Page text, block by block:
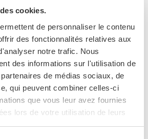
cookies.
de personnaliser le contenu
des fonctionnalités relatives aux
notre trafic. Nous
des informations sur l'utilisation de
de médias sociaux, de
qui peuvent combiner celles-ci
que vous leur avez fournies
lors de votre utilisation de leurs